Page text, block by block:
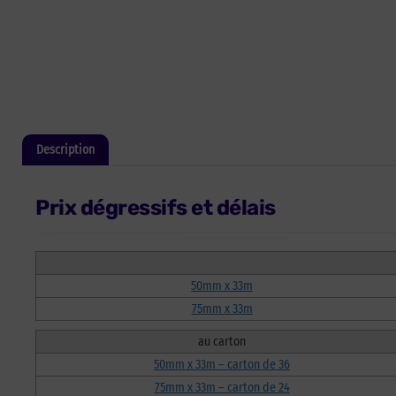
Description
Prix dégressifs et délais
50mm x 33m
75mm x 33m
au carton
50mm x 33m – carton de 36
75mm x 33m – carton de 24